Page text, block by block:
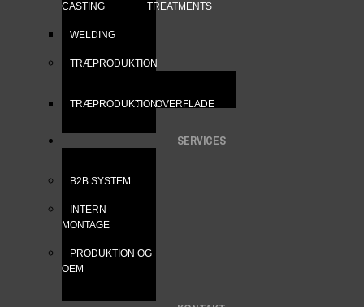
CASTING
TREATMENTS
WELDING
TRÆPRODUKTION
TRÆPRODUKTIONOVERFLADE
SERVICES
B2B SYSTEM
INTERN
MONTAGE
PRODUKTION OG
OEM